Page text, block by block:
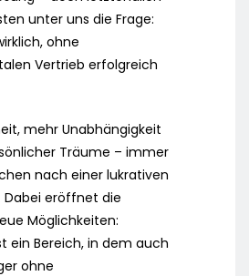
unter uns die Frage:
ohne
Vertrieb erfolgreich
mehr Unabhängigkeit
Träume – immer
nach einer lukrativen
eröffnet die
Möglichkeiten:
ein Bereich, in dem auch
ohne